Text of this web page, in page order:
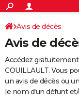
ACTUALITÉS
Politique
Société
Faits Divers
Education
Monde
Villes
+
SPORT
Coupe du monde 2026
Football
Tennis
Cyclisme
Rugby
Forum
Programme TV
TNT
Streaming
Cinéma
Sorties cinéma
Musique
+
FINANCE
Impôts
Immobilier
Risques naturels par ville
Banque
Assurance
Crédit
AUTO
Avis de décès
Avis de
Accédez
COUILLAULT. Vous
un avis de décès ou
le nom d'un défunt